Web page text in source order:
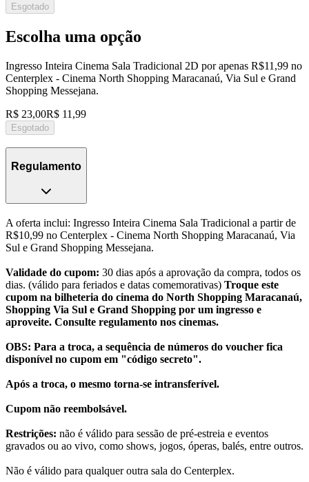
Esgotado
Escolha uma opção
Ingresso Inteira Cinema Sala Tradicional 2D por apenas R$11,99 no
Centerplex - Cinema North Shopping Maracanaú, Via Sul e Grand
Shopping Messejana.
R$ 23,00R$ 11,99
Esgotado
Regulamento
A oferta inclui: Ingresso Inteira Cinema Sala Tradicional a partir de
R$10,99 no Centerplex - Cinema North Shopping Maracanaú, Via
Sul e Grand Shopping Messejana.
Validade do cupom: 30 dias após a aprovação da compra, todos os
dias. (válido para feriados e datas comemorativas) Troque este
cupom na bilheteria do cinema do North Shopping Maracanaú,
Shopping Via Sul e Grand Shopping por um ingresso e
aproveite. Consulte regulamento nos cinemas.
OBS: Para a troca, a sequência de números do voucher fica
disponível no cupom em "código secreto".
Após a troca, o mesmo torna-se intransferível.
Cupom não reembolsável.
Restrições: não é válido para sessão de pré-estreia e eventos
gravados ou ao vivo, como shows, jogos, óperas, balés, entre outros.
Não é válido para qualquer outra sala do Centerplex.